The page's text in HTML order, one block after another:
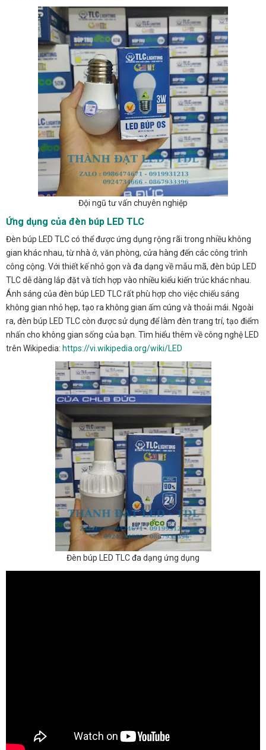
Đội ngũ tư vấn chuyên nghiệp
Ứng dụng của đèn búp LED TLC
Đèn búp LED TLC có thể được ứng dụng rộng rãi trong nhiều không
gian khác nhau, từ nhà ở, văn phòng, cửa hàng đến các công trình
công cộng. Với thiết kế nhỏ gọn và đa dạng về mẫu mã, đèn búp LED
TLC dễ dàng lắp đặt và tích hợp vào nhiều kiểu kiến trúc khác nhau.
Ánh sáng của đèn búp LED TLC rất phù hợp cho việc chiếu sáng
không gian nhỏ hẹp, tạo ra không gian ấm cúng và thoải mái. Ngoài
ra, đèn búp LED TLC còn được sử dụng để làm đèn trang trí, tạo điểm
nhấn cho không gian sống của bạn. Tìm hiểu thêm về công nghệ LED
trên Wikipedia: https://vi.wikipedia.org/wiki/LED
Đèn búp LED TLC đa dạng ứng dụng